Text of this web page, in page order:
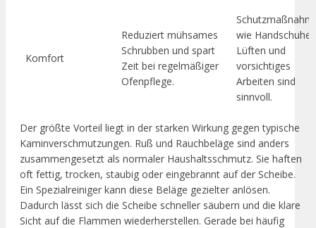
Komfort
Reduziert mühsames
Schrubben und spart
Zeit bei regelmäßiger
Ofenpflege.
wie Handschuhe,
Lüften und
vorsichtiges
Arbeiten sind
sinnvoll.
Der größte Vorteil liegt in der starken Wirkung gegen typische
Kaminverschmutzungen. Ruß und Rauchbeläge sind anders
zusammengesetzt als normaler Haushaltsschmutz. Sie haften
oft fettig, trocken, staubig oder eingebrannt auf der Scheibe.
Ein Spezialreiniger kann diese Beläge gezielter anlösen.
Dadurch lässt sich die Scheibe schneller säubern und die klare
Sicht auf die Flammen wiederherstellen. Gerade bei häufig